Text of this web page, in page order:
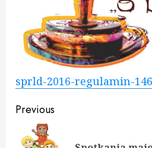
sprld-2016-regulamin-
Continue
Reading
Previous